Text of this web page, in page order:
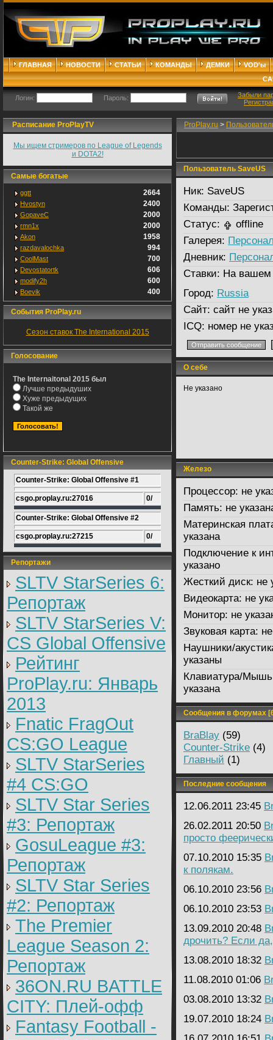
ГЛАВНАЯ НОВОСТИ СТАТЬИ КОМАНДЫ ДЕМКИ
VOD'ы
Логин: Пароль:
Забыли
Расписание ProPlayTV
Мы ищем стримеров по League of Legends
и DOTA2!
Самые богатые
ggtt 2664
Hvostyn 2400
GopaveC 2000
rmn1x 2000
Akon 1958
razdavalochka 994
CoolMast 700
Devostatortk 606
modify2h 600
Boevik 400
События ProPlay.ru
Сезон ставок The International 2015
Голосование
The Internaitonal 2015 был
Лучше предыдуших
Хуже предыдущих
Такой же
Counter-Strike: Global Offensive
Counter-Strike: Global Offensive #1
csgo.proplay.ru:27016 0/
Counter-Strike: Global Offensive #2
csgo.proplay.ru:27215 0/
Репортажи
SLTV StarSeries 6:
Репортаж
SLTV StarSeries V:
CS Global Offensive
Рейтинг
ProPlay.ru: Январь
2013
Fnatic FragOut
CS:GO League
SLTV StarSeries
#4 CS:GO
SLTV Star Series
#3: Репортаж
GosuLeague #3:
Репортаж
SLTV Star Series
#2: Репортаж
The Premier
League Season 2:
Репортаж
36ON.RU BATTLE
CITY: Плей-офф
Fantasy Football -
ProPlay.ru >
Пользователь SaveUS
Ник: SaveUS
Команды:
Статус:
offline
Галерея:
Дневник:
Ставки: На вашем
Город: Russia
Сайт: сайт не
ICQ: номер не
О себе
Не указано
Железо
Процессор: не
Память: не
Материнская
указана
Подключение к
указано
Жесткий диск: не
Видеокарта: не
Монитор: не
Звуковая карта:
Наушники/
указаны
Клавиатура/
указана
Сообщения в форумах
BraBlay (59)
Counter-Strike (4)
Главный (1)
Последние сообщения
12.06.2011 23:45
26.02.2011 20:50
просто
07.10.2010 15:35
к полякам.
06.10.2010 23:56
06.10.2010 23:53
13.09.2010 20:48
дрочить? Если да,
13.08.2010 18:32
11.08.2010 01:06
03.08.2010 13:32
19.07.2010 18:24